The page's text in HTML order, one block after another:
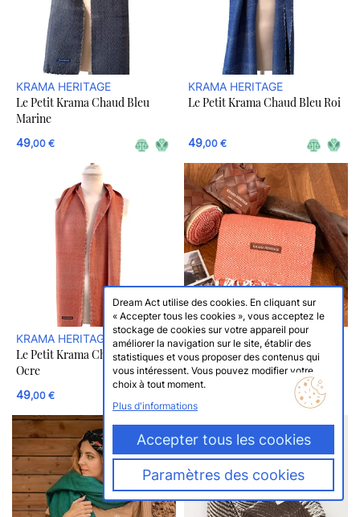
KRAMA HERITAGE
Le Petit Krama Chaud Bleu
Marine
49,00 €
KRAMA HERITAGE
Le Petit Krama Chaud Bleu Roi
49,00 €
KRAMA HERITAGE
Le Petit Krama Chaud Beige
Ocre
49,00 €
KRAMA HERITAGE
Le Petit Krama Chaud Noisette
Dream Act utilise des cookies. En cliquant sur
« Accepter tous les cookies », vous acceptez le
stockage de cookies sur votre appareil pour
améliorer la navigation sur le site, établir des
statistiques et vous proposer des contenus qui
vous intéressent. Vous pouvez modifier votre
choix à tout moment.
Plus d'informations
Accepter tous les cookies
Paramètres des cookies